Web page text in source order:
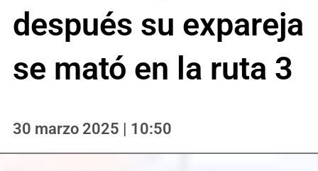
después su expareja
se mató en la ruta 3
30 marzo 2025 | 10:50